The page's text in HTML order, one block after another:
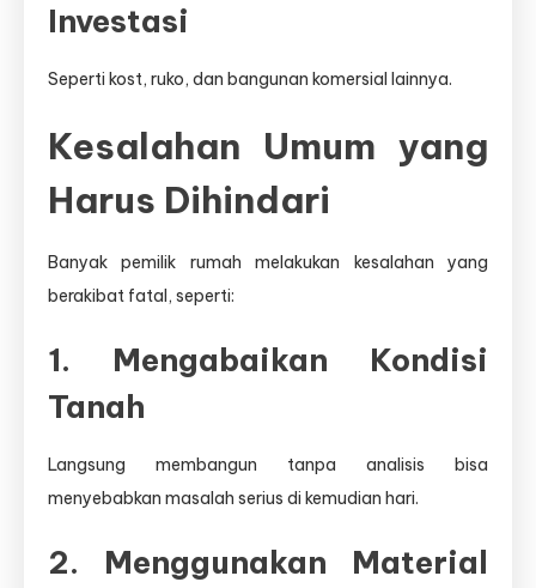
Investasi
Seperti kost, ruko, dan bangunan komersial lainnya.
Kesalahan Umum yang
Harus Dihindari
Banyak pemilik rumah melakukan kesalahan yang
berakibat fatal, seperti:
1. Mengabaikan Kondisi
Tanah
Langsung membangun tanpa analisis bisa
menyebabkan masalah serius di kemudian hari.
2. Menggunakan Material